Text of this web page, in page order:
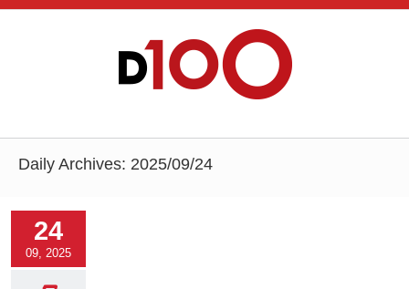
Daily Archives: 2025/09/24
24
09, 2025